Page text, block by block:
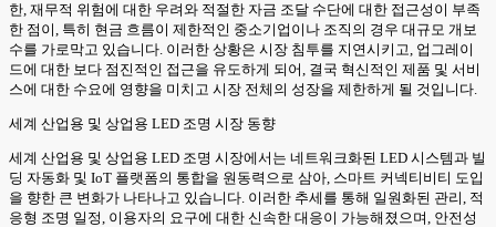
한, 재무적 위험에 대한 우려와 적절한 자금 조달 수단에 대한 접근성이 부족
한 점이, 특히 현금 흐름이 제한적인 중소기업이나 조직의 경우 대규모 개보
수를 가로막고 있습니다. 이러한 상황은 시장 침투를 지연시키고, 업그레이
드에 대한 보다 점진적인 접근을 유도하게 되어, 결국 혁신적인 제품 및 서비
스에 대한 수요에 영향을 미치고 시장 전체의 성장을 제한하게 될 것입니다.
세계 산업용 및 상업용 LED 조명 시장 동향
세계 산업용 및 상업용 LED 조명 시장에서는 네트워크화된 LED 시스템과 빌
딩 자동화 및 IoT 플랫폼의 통합을 원동력으로 삼아, 스마트 커넥티비티 도입
을 향한 큰 변화가 나타나고 있습니다. 이러한 추세를 통해 일원화된 관리, 적
응형 조명 일정, 이용자의 요구에 대한 신속한 대응이 가능해졌으며, 안전성